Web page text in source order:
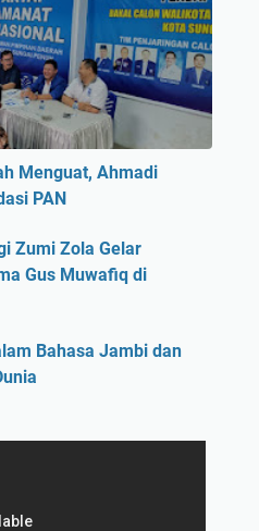
Menguat, Ahmadi
PAN
Zumi Zola Gelar
Gus Muwafiq di
Bahasa Jambi dan